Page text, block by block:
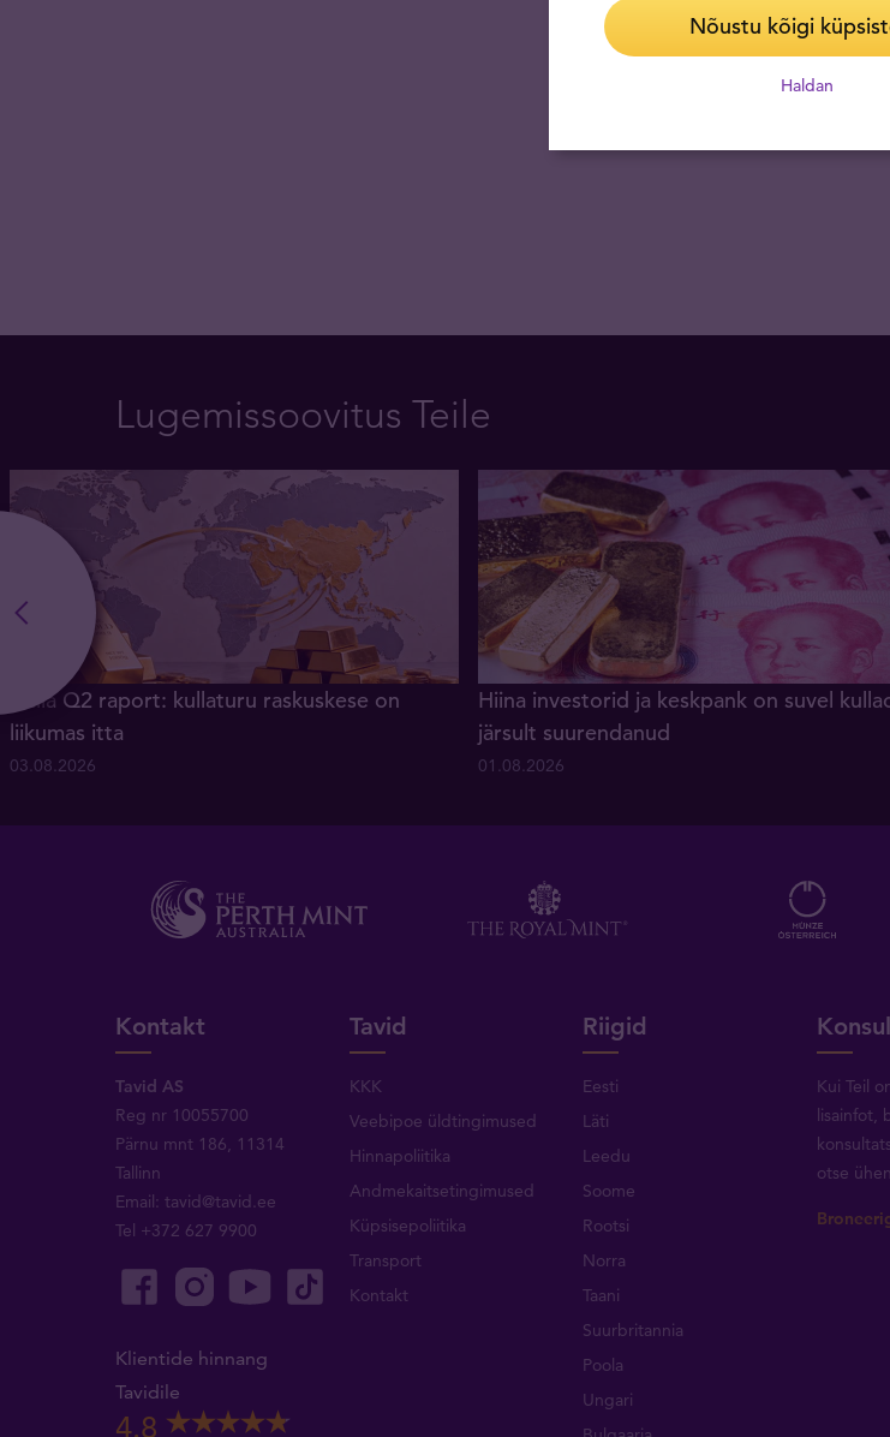
Lugemissoovitus Teile
Kulla Q2 raport: kullaturu raskuskese on
liikumas itta
03.08.2026
Hiina investorid ja keskpank on suvel
järsult suurendanud
01.08.2026
Kontakt
Tavid AS
Reg nr 10055700
Pärnu mnt 186, 11314
Tallinn
Email:tavid@tavid.ee
Tel +372 627 9900
Klientide hinnang
Tavidile
4.8
Tavid
KKK
Veebipoe üldtingimused
Hinnapoliitika
Andmekaitsetingimused
Küpsisepoliitika
Transport
Kontakt
Riigid
Eesti
Läti
Leedu
Soome
Rootsi
Norra
Taani
Suurbritannia
Poola
Ungari
Kui Teil
lisainfot,
otse
Nõustu kõigi
Haldan